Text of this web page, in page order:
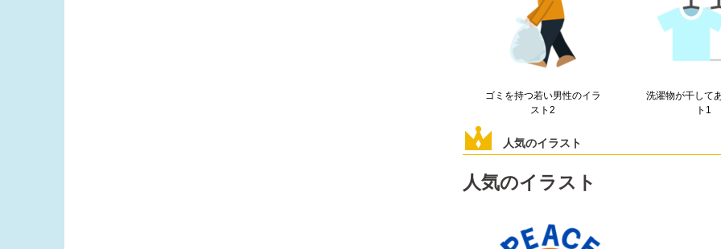
ゴミを持つ若い男性のイラ
スト2
洗濯物が干して
ト1
人気のイラスト
人気のイラスト